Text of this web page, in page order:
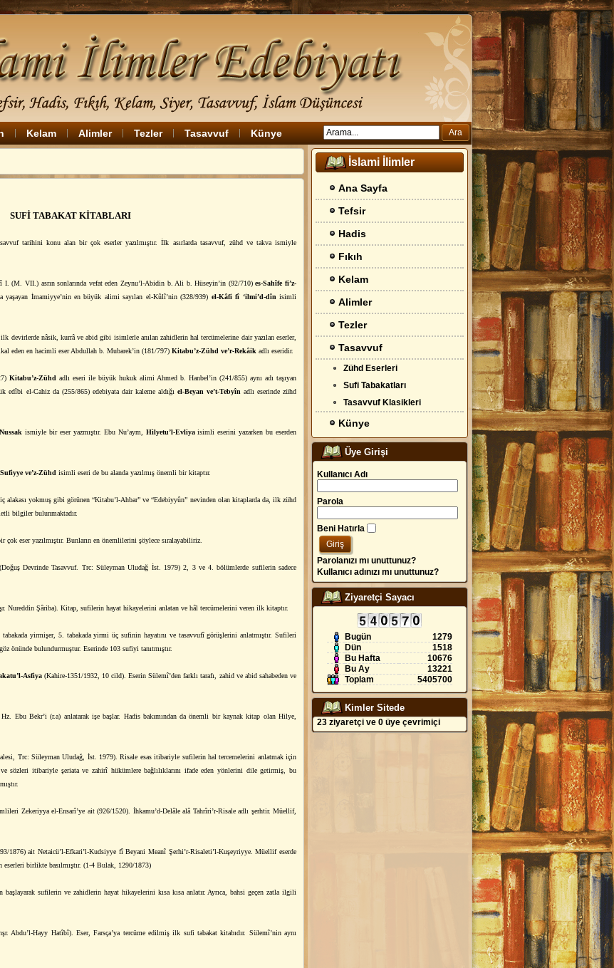
Kelam Alimler Tezler Tasavvuf Künye
SUFİ TABAKAT KİTABLARI
tarihini konu alan bir çok eserler yazılmıştır. İlk asırlarda tasavvuf, zühd ve takva ismiyle
I. (M. VII.) asrın sonlarında vefat eden Zeynu’l-Abidin b. Ali b. Hüseyin’in (92/710)es-Sahîfe fi’z-
yaşayan İmamiyye’nin en büyük alimi sayılan el-Kûlî’nin (328/939) el-Kâfi fî ‘ilmi’d-dîn isimli
devirlerde nâsik, kurrâ ve abid gibi isimlerle anılan zahidlerin hal tercümelerine dair yazılan eserler,
eden en hacimli eser Abdullah b. Mubarek’in (181/797) Kitabu’z-Zühd ve’r-Rekâik adlı eseridir.
Kitabu’z-Zühd adlı eseri ile büyük hukuk alimi Ahmed b. Hanbel’in (241/855) aynı adı taşıyan
edîbi el-Cahiz da (255/865) edebiyata dair kaleme aldığı el-Beyan ve’t-Tebyîn adlı eserinde zühd
ismiyle bir eser yazmıştır. Ebu Nu’aym, Hilyetu’l-Evliyaisimli eserini yazarken bu eserden
ve’z-Zühd isimli eseri de bu alanda yazılmış önemli bir kitaptır.
alakası yokmuş gibi görünen “Kitabu’l-Ahbar” ve “Edebiyyûn” nevinden olan kitaplarda da, ilk zühd
bilgiler bulunmaktadır.
eser yazılmıştır. Bunların en önemlilerini şöylece sıralayabiliriz.
Devrinde Tasavvuf. Trc: Süleyman Uludağ İst. 1979) 2, 3 ve 4. bölümlerde sufilerin sadece
Nureddin Şâriba). Kitap, sufilerin hayat hikayelerini anlatan ve hâl tercümelerini veren ilk kitaptır.
yirmişer, 5. tabakada yirmi üç sufinin hayatını ve tasavvufî görüşlerini anlatmıştır. Sufileri
önünde bulundurmuştur. Eserinde 103 sufiyi tanıtmıştır.
Asfiya(Kahire-1351/1932, 10 cild). Eserin Sülemî’den farklı tarafı, zahid ve abid sahabeden ve
Ebu Bekr’i (r.a) anlatarak işe başlar. Hadis bakımından da önemli bir kaynak kitap olan Hilye,
Trc: Süleyman Uludağ, İst. 1979). Risale esas itibariyle sufilerin hal tercemelerini anlatmak için
sözleri itibariyle şeriata ve zahirî hükümlere bağlılıklarını ifade eden yönlerini dile getirmiş, bu
Zekeriyya el-Ensarî’ye ait (926/1520). İhkamu’d-Delâle alâ Tahrîri’r-Risale adlı şerhtir. Müellif,
1876) ait Netaicü’l-Efkari’l-Kudsiyye fî Beyani Meanî Şerhi’r-Risaleti’l-Kuşeyriyye. Müellif eserde
birlikte basılmıştır. (1-4 Bulak, 1290/1873)
başlayarak sufilerin ve zahidlerin hayat hikayelerini kısa kısa anlatır. Ayrıca, bahsi geçen zatla ilgili
Abdu’l-Hayy Hatîbî). Eser, Farsça’ya tercüme edilmiş ilk sufi tabakat kitabıdır. Sülemî’nin aynı
İslami İlimler
Ana Sayfa
Tefsir
Hadis
Fıkıh
Kelam
Alimler
Tezler
Tasavvuf
Zühd Eserleri
Sufi Tabakatları
Tasavvuf Klasikleri
Künye
Üye Girişi
Kullanıcı Adı
Parola
Beni Hatırla
Parolanızı mı unuttunuz?
Kullanıcı adınızı mı unuttunuz?
Ziyaretçi Sayacı
Bugün
1279
Dün
1518
Bu Hafta
10676
Bu Ay
13221
Toplam
5405700
Kimler Sitede
23 ziyaretçi ve 0 üye çevrimiçi